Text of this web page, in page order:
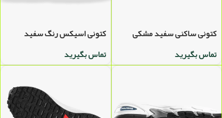
کتونی ساکنی سفید مشکی
تماس بگیرید
کتونی اسیکس رنگ سفید
تماس بگیرید